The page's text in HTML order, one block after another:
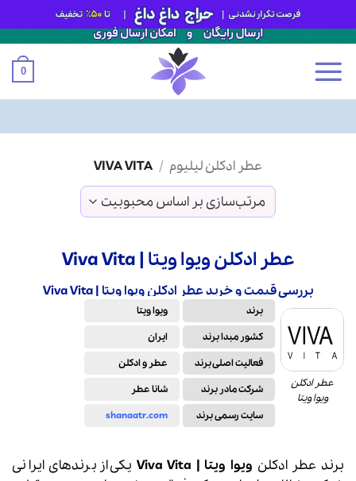
0
عطر ادکلن لیلیوم /
VIVA VITA
عطر ادکلن ویوا ویتا | Viva Vita
بررسی قیمت و خرید عطر ادکلن ویوا ویتا | Viva Vita
عطر ادکلن
ویوا ویتا
برند
ویوا ویتا
کشور مبدا برند
ایران
فعالیت اصلی برند
عطر و ادکلن
شرکت مادر برند
شانا عطر
سایت رسمی برند
shanaatr.com
برند عطر ادکلن ویوا ویتا |
Viva Vita یکی از برندهای ایرانی